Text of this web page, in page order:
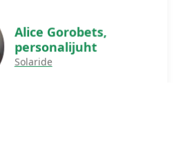
Alice Gorobets,
personalijuht
Solaride